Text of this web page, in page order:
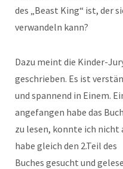
des „Beast King“ ist, der
verwandeln kann?
Dazu meint die Kinder-
geschrieben. Es ist
und spannend in Einem.
angefangen habe das Buch
zu lesen, konnte ich nicht
habe gleich den 2.Teil des
Buches gesucht und